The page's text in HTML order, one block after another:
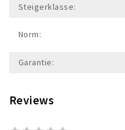
Steigerklasse:
Norm:
Garantie:
Reviews